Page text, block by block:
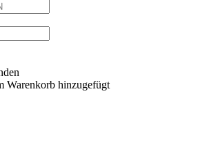
Warenkorb hinzugefügt